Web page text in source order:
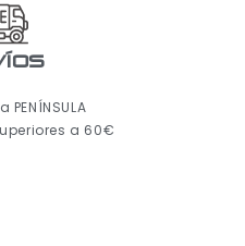
PENÍNSULA
a 60€